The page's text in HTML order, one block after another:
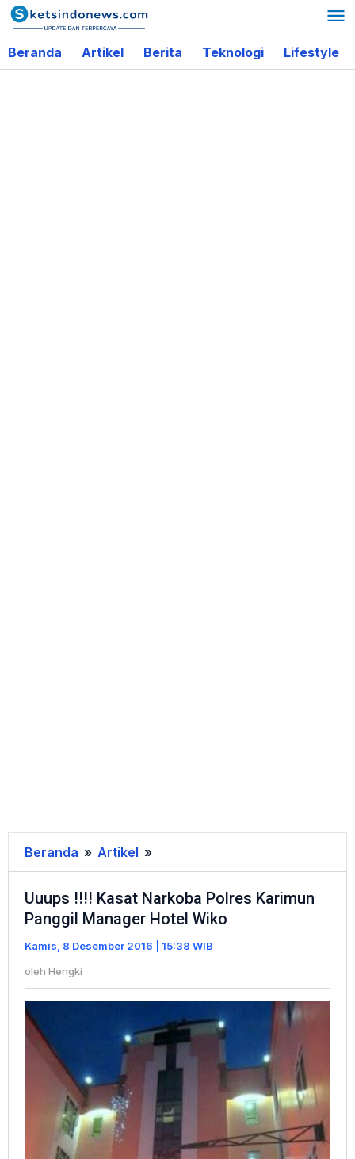
Lewati
ke
konten
Beranda Artikel Berita Teknologi Lifestyle
Beranda » Artikel »
!!!!
Kasat
Narkoba
Polres
Panggil
Hotel
Wiko
Uuups !!!! Kasat Narkoba Polres Karimun
Panggil Manager Hotel Wiko
Kamis, 8 Desember 2016 | 15:38 WIB
oleh Hengki